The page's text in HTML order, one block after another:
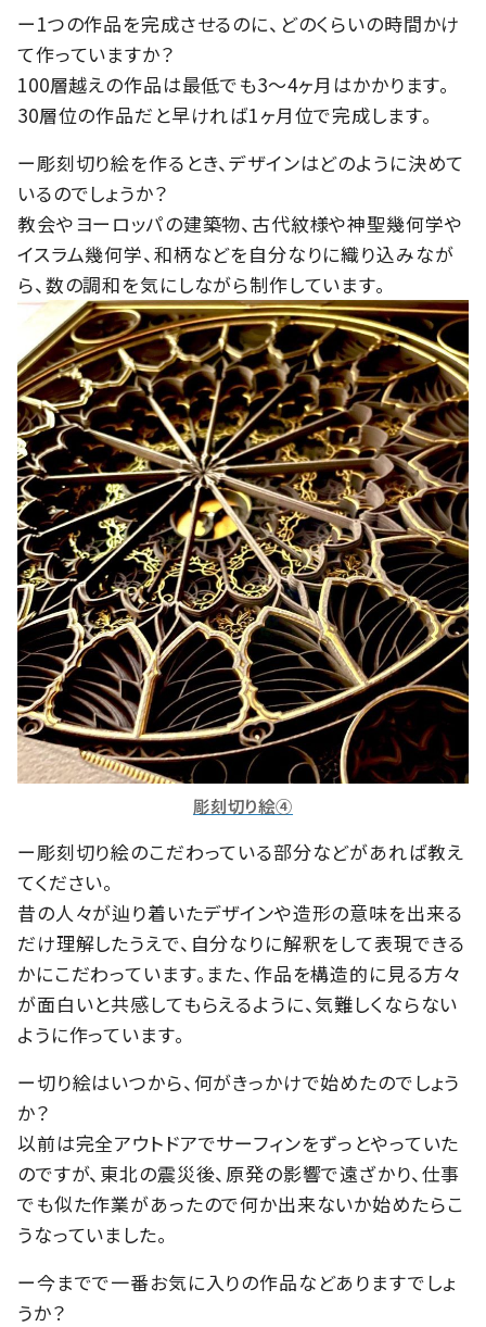
ー1つの作品を完成させるのに、どのくらいの時間かけ
て作っていますか？
100層越えの作品は最低でも3～4ヶ月はかかります。
30層位の作品だと早ければ1ヶ月位で完成します。
ー彫刻切り絵を作るとき、デザインはどのように決めて
いるのでしょうか？
教会やヨーロッパの建築物、古代紋様や神聖幾何学や
イスラム幾何学、和柄などを自分なりに織り込みなが
ら、数の調和を気にしながら制作しています。
彫刻切り絵④
ー彫刻切り絵のこだわっている部分などがあれば教え
てください。
昔の人々が辿り着いたデザインや造形の意味を出来る
だけ理解したうえで、自分なりに解釈をして表現できる
かにこだわっています。また、作品を構造的に見る方々
が面白いと共感してもらえるように、気難しくならない
ように作っています。
ー切り絵はいつから、何がきっかけで始めたのでしょう
か？
以前は完全アウトドアでサーフィンをずっとやっていた
のですが、東北の震災後、原発の影響で遠ざかり、仕事
でも似た作業があったので何か出来ないか始めたらこ
うなっていました。
ー今までで一番お気に入りの作品などありますでしょ
うか？